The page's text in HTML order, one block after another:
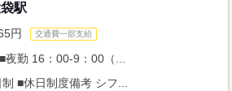
駅
円 交通費一部支給
夜勤 16：00-9：00（...
■休日制度備考 シフ...